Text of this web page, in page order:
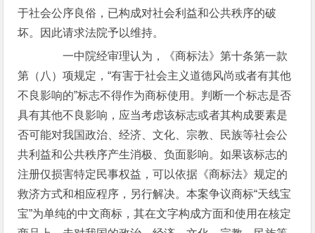
于社会公序良俗，已构成对社会利益和公共秩序的破
坏。因此请求法院予以维持。
一中院经审理认为，《商标法》第十条第一款
第（八）项规定，“有害于社会主义道德风尚或者有其他
不良影响的”标志不得作为商标使用。判断一个标志是否
具有其他不良影响，应当考虑该标志或者其构成要素是
否可能对我国政治、经济、文化、宗教、民族等社会公
共利益和公共秩序产生消极、负面影响。如果该标志的
注册仅损害特定民事权益，可以依据《商标法》规定的
救济方式和相应程序，另行解决。本案争议商标“天线宝
宝”为单纯的中文商标，其在文字构成方面和使用在核定